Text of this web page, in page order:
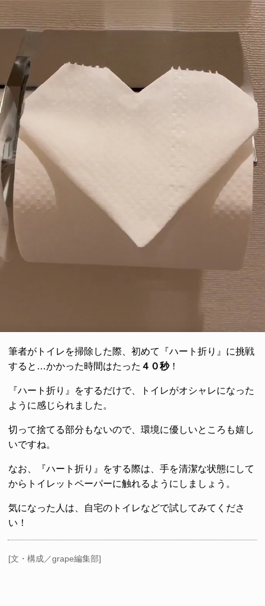
筆者がトイレを掃除した際、初めて『ハート折り』に挑戦
すると…かかった時間はたった ４０秒！
『ハート折り』をするだけで、トイレがオシャレになった
ように感じられました。
切って捨てる部分もないので、環境に優しいところも嬉し
いですね。
なお、『ハート折り』をする際は、手を清潔な状態にして
からトイレットペーパーに触れるようにしましょう。
気になった人は、自宅のトイレなどで試してみてくださ
い！
[文・構成／grape編集部]